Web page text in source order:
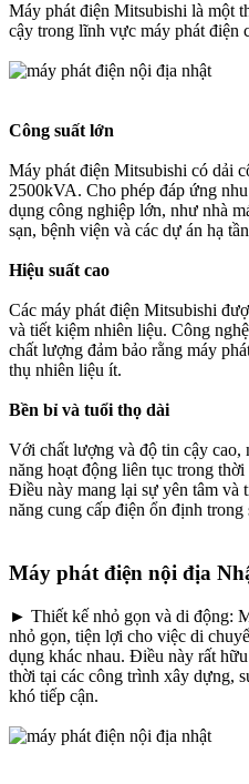
Máy phát điện Mitsubishi là một
cậy trong lĩnh vực máy phát điện
Công suất lớn
Máy phát điện Mitsubishi có dải
2500kVA. Cho phép đáp ứng
dụng công nghiệp lớn, như nhà
sạn, bệnh viện và các dự án hạ
Hiệu suất cao
Các máy phát điện Mitsubishi
và tiết kiệm nhiên liệu. Công
chất lượng đảm bảo rằng máy
thụ nhiên liệu ít.
Bền bỉ và tuổi thọ dài
Với chất lượng và độ tin cậy cao,
năng hoạt động liên tục trong
Điều này mang lại sự yên tâm và
năng cung cấp điện ổn định
Máy phát điện nội địa
► Thiết kế nhỏ gọn và di động:
nhỏ gọn, tiện lợi cho việc di
dụng khác nhau. Điều này rất
thời tại các công trình xây dựng,
khó tiếp cận.